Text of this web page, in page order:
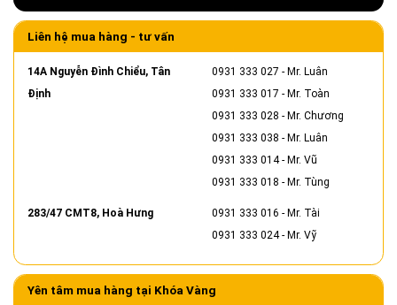
Liên hệ mua hàng - tư vấn
14A Nguyễn Đình Chiểu, Tân
Định
0931 333 027 - Mr. Luân
0931 333 017 - Mr. Toàn
0931 333 028 - Mr. Chương
0931 333 038 - Mr. Luân
0931 333 014- Mr. Vũ
0931 333 018 - Mr. Tùng
283/47 CMT8, Hoà Hưng 0931 333 016 - Mr. Tài
0931 333 024- Mr. Vỹ
Yên tâm mua hàng tại Khóa Vàng